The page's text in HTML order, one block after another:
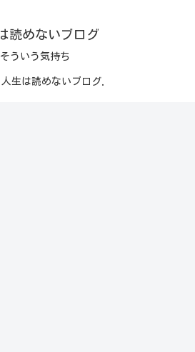
読めないブログ
そういう気持ち
生は読めないブログ.